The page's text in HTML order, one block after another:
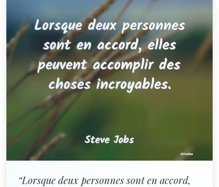
“Lorsque deux personnes sont en accord,